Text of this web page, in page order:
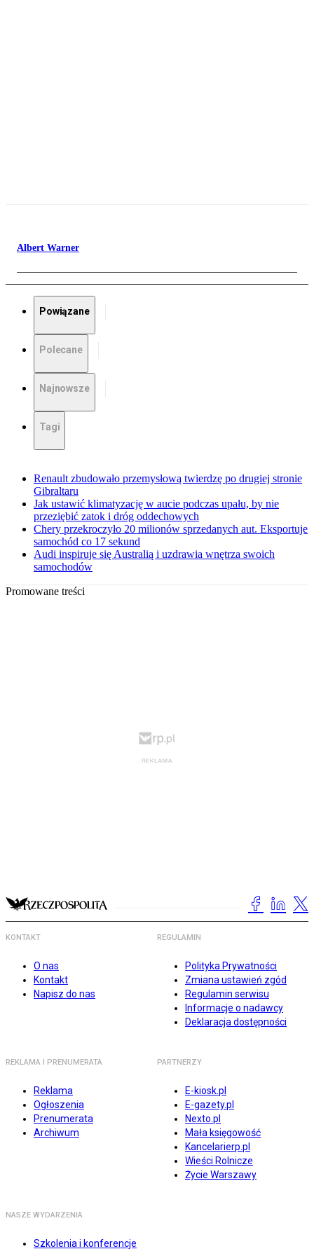
Albert Warner
Powiązane
Polecane
Najnowsze
Tagi
Renault zbudowało przemysłową twierdzę po drugiej stronie
Gibraltaru
Jak ustawić klimatyzację w aucie podczas upału, by nie
przeziębić zatok i dróg oddechowych
Chery przekroczyło 20 milionów sprzedanych aut. Eksportuje
samochód co 17 sekund
Audi inspiruje się Australią i uzdrawia wnętrza swoich
samochodów
Promowane treści
KONTAKT
O nas
Kontakt
Napisz do nas
REGULAMIN
Polityka Prywatności
Zmiana ustawień zgód
Regulamin serwisu
Informacje o nadawcy
Deklaracja dostępności
REKLAMA I PRENUMERATA
Reklama
Ogłoszenia
Prenumerata
Archiwum
PARTNERZY
E-kiosk.pl
E-gazety.pl
Nexto.pl
Mała księgowość
Kancelarierp.pl
Wieści Rolnicze
Życie Warszawy
NASZE WYDARZENIA
Szkolenia i konferencje